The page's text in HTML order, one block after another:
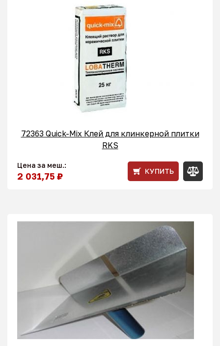
72363 Quick-Mix Клей для клинкерной плитки
RKS
Цена за меш.:
2 031,75 ₽ КУПИТЬ